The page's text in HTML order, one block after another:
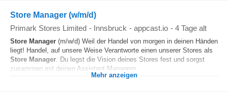
Store Manager (w/m/d)
Primark Stores Limited - Innsbruck - appcast.io - 4 Tage alt
Store Manager (m/w/d) Weil der Handel von morgen in deinen Händen
liegt! Handel, auf unsere Weise Verantworte einen unserer Stores als
Store Manager. Du legst die Vision deines Stores fest und sorgst
zusammen mit deinen Assistant Managern...
Mehr anzeigen